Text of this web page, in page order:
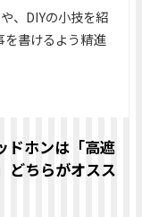
、DIYの小技を紹
を書けるよう精進
ドホンは「高遮
どちらがオスス